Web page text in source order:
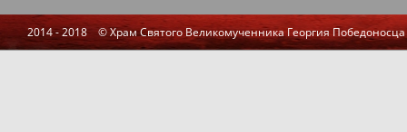
2014 - 2018 © Храм Святого Великомученника Георгия Победоносца